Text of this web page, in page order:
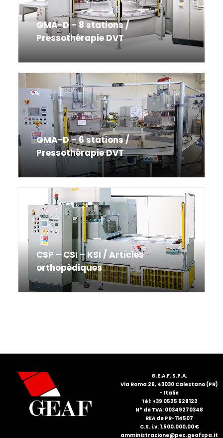
GMA-D – 8 stations /
Pressothérapie DVT
GMA-D – 6 stations /
Pressothérapie DVT
CSP – CSI – KSI / Articles
orthopédiques
G.E.A.F. S.P.A.
Via Roma 26, 43030 Calestano (PR)
- Italie
Tél: +39 0525 528122
N° de TVA: 00349270348
REA de PR-114507
C.S. i.v. 1.500.000,00 €
amministrazione@pec.geafspa.it